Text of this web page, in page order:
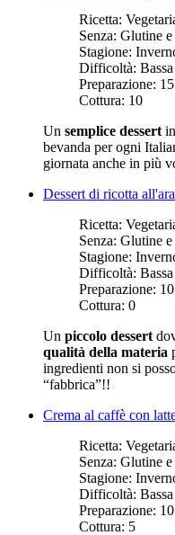
Ricetta:
Senza: Glutine
Stagione:
Difficoltà: Bassa
Preparazione: 15
Cottura: 10
Un semplice dessert
bevanda per ogni
giornata anche in più
Dessert di ricotta
Ricetta:
Senza: Glutine
Stagione:
Difficoltà: Bassa
Preparazione: 10
Cottura: 0
Un piccolo dessert
qualità della materia
ingredienti non si
“fabbrica”!!
Crema al caffè con
Ricetta:
Senza: Glutine
Stagione:
Difficoltà: Bassa
Preparazione: 10
Cottura: 5